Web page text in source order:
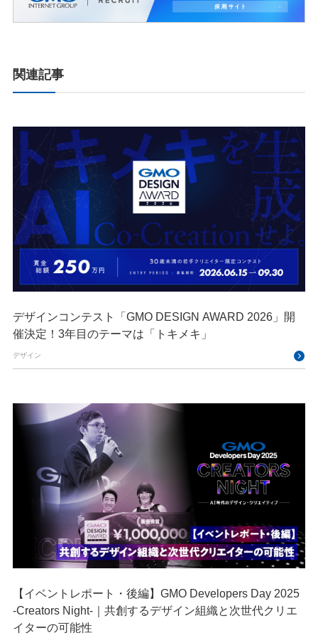
関連記事
デザインコンテスト「GMO DESIGN AWARD 2026」開
催決定！3年目のテーマは「トキメキ」
デザイン
【イベントレポート・後編】GMO Developers Day 2025
-Creators Night-｜共創するデザイン組織と次世代クリエ
イターの可能性